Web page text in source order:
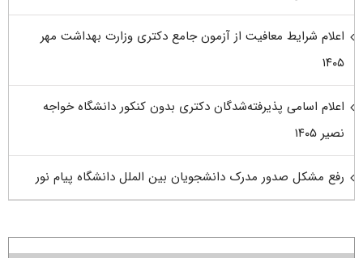
اعلام شرایط معافیت از آزمون جامع دکتری وزارت بهداشت مهر
۱۴۰۵
اعلام اسامی پذیرفته‌شدگان دکتری بدون کنکور دانشگاه خواجه
نصیر ۱۴۰۵
رفع مشکل صدور مدرک دانشجویان بین الملل دانشگاه پیام نور